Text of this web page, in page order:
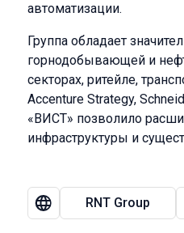
автоматизации.
Группа обладает
горнодобывающей и
секторах, ритейле,
Accenture Strategy,
«ВИСТ» позволило
инфраструктуры и
RNT Group